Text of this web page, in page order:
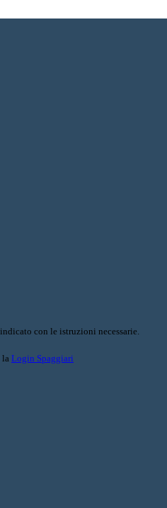
con le istruzioni necessarie.
la Login Spaggiari